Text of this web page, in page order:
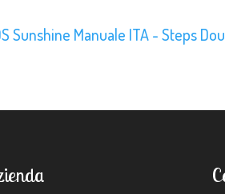
Sunshine Manuale ITA - Steps